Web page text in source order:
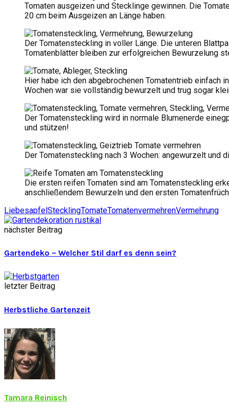
Tomaten ausgeizen und Stecklinge gewinnen. Die
20 cm beim Ausgeizen an Länge haben.
Der Tomatensteckling in voller Länge. Die unteren
Tomatenblätter bleiben zur erfolgreichen Bewurzelung
Hier habe ich den abgebrochenen Tomatentrieb einfach
Wochen war sie vollständig bewurzelt und trug sogar
Der Tomatensteckling wird in normale Blumenerde
und stützen!
Der Tomatensteckling nach 3 Wochen: angewurzelt und
Die ersten reifen Tomaten sind am Tomatensteckling
anschließendem Bewurzeln und den ersten
LiebesapfelStecklingTomateTomatenvermehrenVermehrung
nächster Beitrag
Gartendeko – Welcher Stil darf es denn sein?
letzter Beitrag
Herbstliche Gartenzeit
Tamara Reinisch